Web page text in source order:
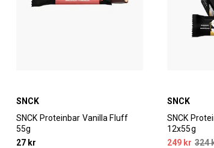
SNCK
SNCK Proteinbar Vanilla Fluff
55g
27 kr
SNCK
SNCK
12x55g
249 kr 324